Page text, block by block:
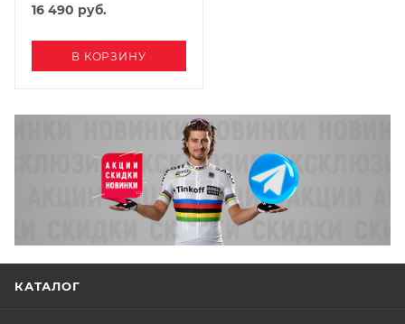
16 490 руб.
В КОРЗИНУ
КАТАЛОГ